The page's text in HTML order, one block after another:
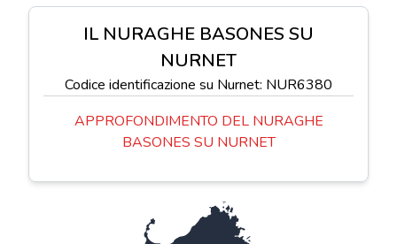
IL NURAGHE BASONES SU
NURNET
Codice identificazione su Nurnet: NUR6380
APPROFONDIMENTO DEL NURAGHE
BASONES SU NURNET